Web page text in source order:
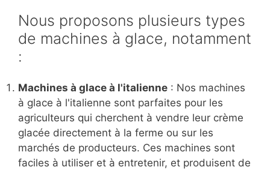
Nous proposons plusieurs types
de machines à glace, notamment
:
Machines à glace à l'italienne : Nos machines
à glace à l'italienne sont parfaites pour les
agriculteurs qui cherchent à vendre leur crème
glacée directement à la ferme ou sur les
marchés de producteurs. Ces machines sont
faciles à utiliser et à entretenir, et produisent de